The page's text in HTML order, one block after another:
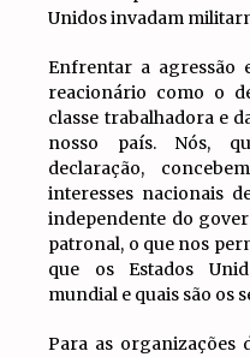
Unidos invadam
Enfrentar a agressão
reacionário como o
classe trabalhadora e
nosso país. Nós,
declaração,
interesses nacionais
independente do
patronal, o que nos
que os Estados
mundial e quais são os
Para as organizações